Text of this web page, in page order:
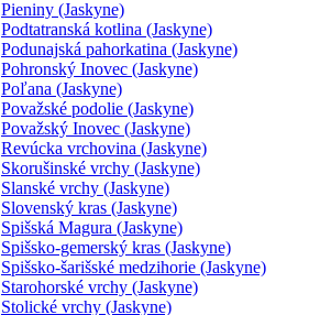
Pieniny (Jaskyne)
Podtatranská kotlina (Jaskyne)
Podunajská pahorkatina (Jaskyne)
Pohronský Inovec (Jaskyne)
Poľana (Jaskyne)
Považské podolie (Jaskyne)
Považský Inovec (Jaskyne)
Revúcka vrchovina (Jaskyne)
Skorušinské vrchy (Jaskyne)
Slanské vrchy (Jaskyne)
Slovenský kras (Jaskyne)
Spišská Magura (Jaskyne)
Spišsko-gemerský kras (Jaskyne)
Spišsko-šarišské medzihorie (Jaskyne)
Starohorské vrchy (Jaskyne)
Stolické vrchy (Jaskyne)